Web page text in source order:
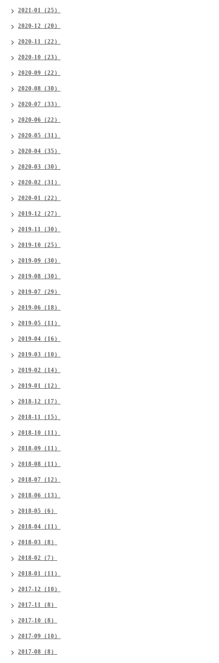
2021-01（25）
2020-12（20）
2020-11（22）
2020-10（23）
2020-09（22）
2020-08（30）
2020-07（33）
2020-06（22）
2020-05（31）
2020-04（35）
2020-03（30）
2020-02（31）
2020-01（22）
2019-12（27）
2019-11（30）
2019-10（25）
2019-09（30）
2019-08（30）
2019-07（29）
2019-06（18）
2019-05（11）
2019-04（16）
2019-03（10）
2019-02（14）
2019-01（12）
2018-12（17）
2018-11（15）
2018-10（11）
2018-09（11）
2018-08（11）
2018-07（12）
2018-06（13）
2018-05（6）
2018-04（11）
2018-03（8）
2018-02（7）
2018-01（11）
2017-12（10）
2017-11（8）
2017-10（8）
2017-09（10）
2017-08（8）